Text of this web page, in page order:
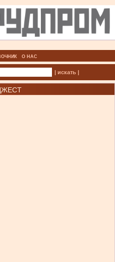
О НАС
| искать |